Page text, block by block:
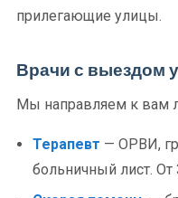
прилегающие улицы.
Врачи с выездом
Мы направляем к вам
Терапевт — ОРВИ,
больничный лист. От